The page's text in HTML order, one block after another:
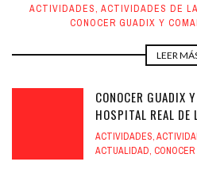
ACTIVIDADES, ACTIVIDADES DE
CONOCER GUADIX Y
LEER
CONOCER GUADIX
HOSPITAL REAL DE
ACTIVIDADES,
ACTUALIDAD,